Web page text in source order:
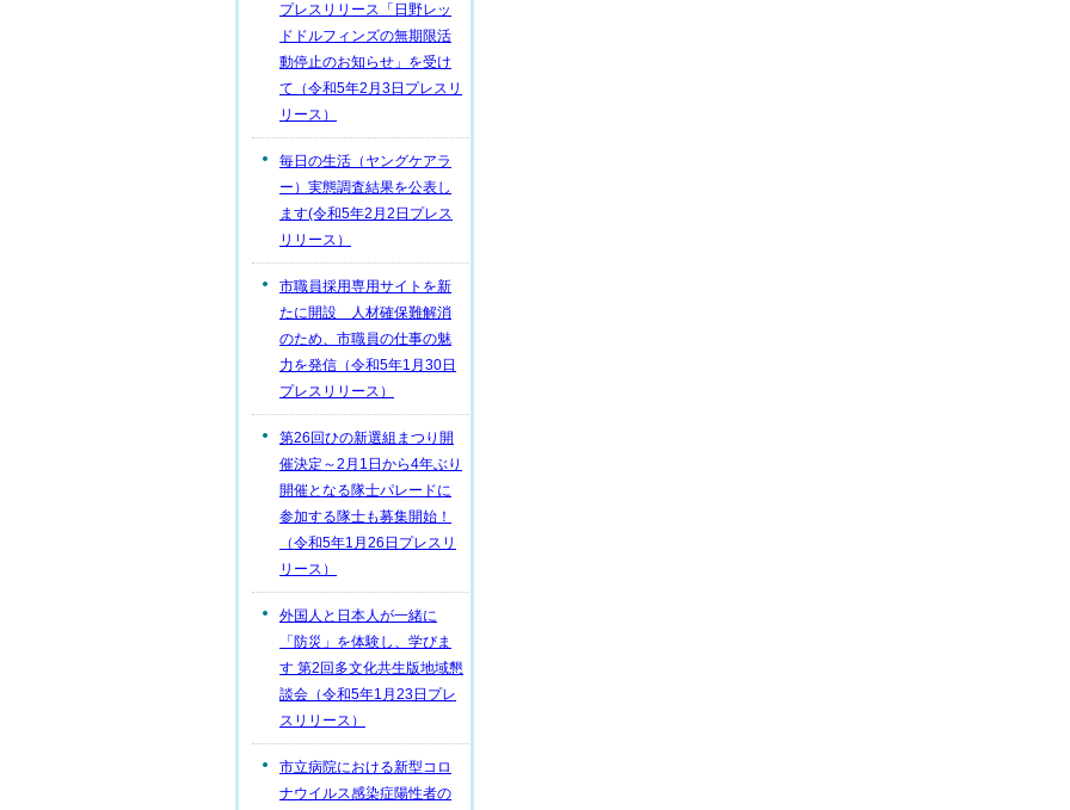
プレスリリース「日野レッ
ドドルフィンズの無期限活
動停止のお知らせ」を受け
て（令和5年2月3日プレスリ
リース）
毎日の生活（ヤングケアラ
ー）実態調査結果を公表し
ます(令和5年2月2日プレス
リリース）
市職員採用専用サイトを新
たに開設 人材確保難解消
のため、市職員の仕事の魅
力を発信（令和5年1月30日
プレスリリース）
第26回ひの新選組まつり開
催決定～2月1日から4年ぶり
開催となる隊士パレードに
参加する隊士も募集開始！
（令和5年1月26日プレスリ
リース）
外国人と日本人が一緒に
「防災」を体験し、学びま
す 第2回多文化共生版地域懇
談会（令和5年1月23日プレ
スリリース）
市立病院における新型コロ
ナウイルス感染症陽性者の